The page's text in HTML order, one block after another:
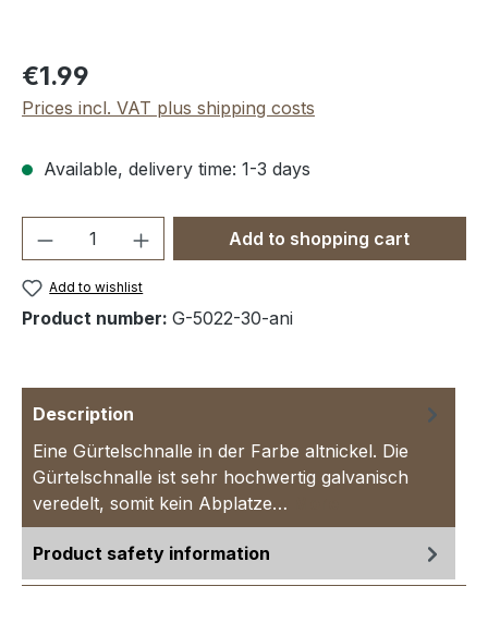
Regular price:
€1.99
Prices incl. VAT plus shipping costs
Available, delivery time: 1-3 days
Product Quantity: Enter the desired
Add to shopping cart
Add to wishlist
Product number: G-5022-30-ani
Description
Eine Gürtelschnalle in der Farbe altnickel. Die
Gürtelschnalle ist sehr hochwertig galvanisch
veredelt, somit kein Abplatze…
Product safety information